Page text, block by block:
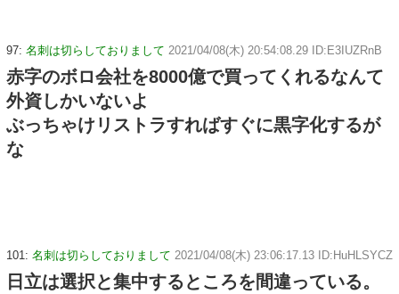
97: 名刺は切らしておりまして 2021/04/08(木) 20:54:08.29 ID:E3IUZRnB
赤字のボロ会社を8000億で買ってくれるなんて
外資しかいないよ
ぶっちゃけリストラすればすぐに黒字化するが
な
101: 名刺は切らしておりまして 2021/04/08(木) 23:06:17.13 ID:HuHLSYCZ
日立は選択と集中するところを間違っている。